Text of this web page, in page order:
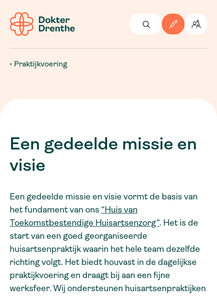
Praktijkvoering
Een gedeelde missie en
visie
Een gedeelde missie en visie vormt de basis van
het fundament van ons “Huis van
Toekomstbestendige Huisartsenzorg”. Het is de
start van een goed georganiseerde
huisartsenpraktijk waarin het hele team dezelfde
richting volgt. Het biedt houvast in de dagelijkse
praktijkvoering en draagt bij aan een fijne
werksfeer. Wij ondersteunen huisartsenpraktijken